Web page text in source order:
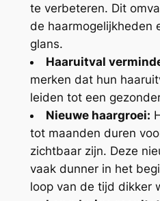
te verbeteren. Dit
de haarmogelijkheden
glans.
Haaruitval
merken dat hun
leiden tot een
Nieuwe haargroei:
tot maanden duren
zichtbaar zijn. Deze
vaak dunner in het
loop van de tijd dikker